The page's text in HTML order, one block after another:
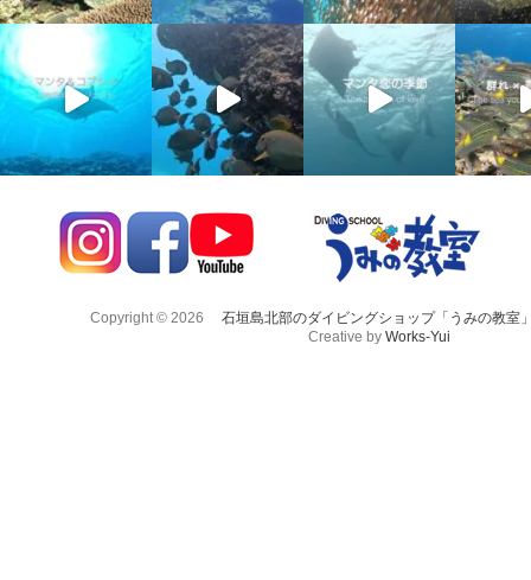
Copyright © 2026
石垣島北部のダイビングショップ「うみの教室
Creative by Works-Yui